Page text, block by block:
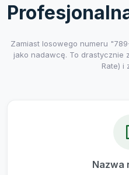
Zamiast losowego numeru
jako nadawcę. To drastycznie
Rate) i
Nazwa